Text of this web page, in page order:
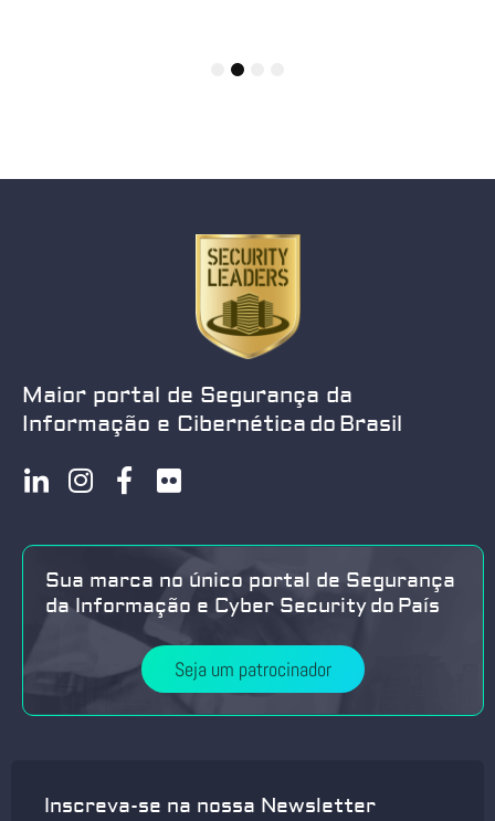
Maior portal de Segurança da
Informação e Cibernética do Brasil
Sua marca no único portal de Segurança
da Informação e Cyber Security do País
Seja um patrocinador
Inscreva-se na nossa Newsletter